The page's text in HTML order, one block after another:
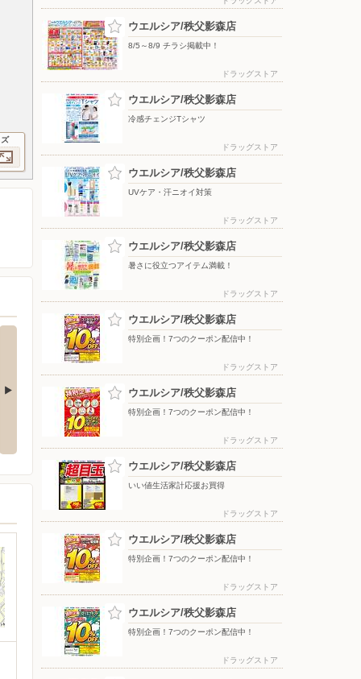
得 いい値生活家計応援お買得
特別企画！7つのクーポン配信
ウエルシア/秩父影森店
8/5～8/9 チラシ掲載中！
ドラッグストア
ウエルシア/秩父影森店
冷感チェンジTシャツ
ドラッグストア
ウエルシア/秩父影森店
UVケア・汗ニオイ対策
ドラッグストア
ウエルシア/秩父影森店
暑さに役立つアイテム満載！
ドラッグストア
ウエルシア/秩父影森店
特別企画！7つのクーポン配信中！
ドラッグストア
ウエルシア/秩父影森店
特別企画！7つのクーポン配信中！
ドラッグストア
ウエルシア/秩父影森店
いい値生活家計応援お買得
ドラッグストア
ウエルシア/秩父影森店
特別企画！7つのクーポン配信中！
ドラッグストア
ウエルシア/秩父影森店
特別企画！7つのクーポン配信中！
ドラッグストア